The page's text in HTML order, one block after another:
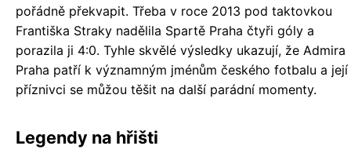
pořádně překvapit. Třeba v roce 2013 pod taktovkou
Františka Straky nadělila Spartě Praha čtyři góly a
porazila ji 4:0. Tyhle skvělé výsledky ukazují, že Admira
Praha patří k významným jménům českého fotbalu a její
příznivci se můžou těšit na další parádní momenty.
Legendy na hřišti